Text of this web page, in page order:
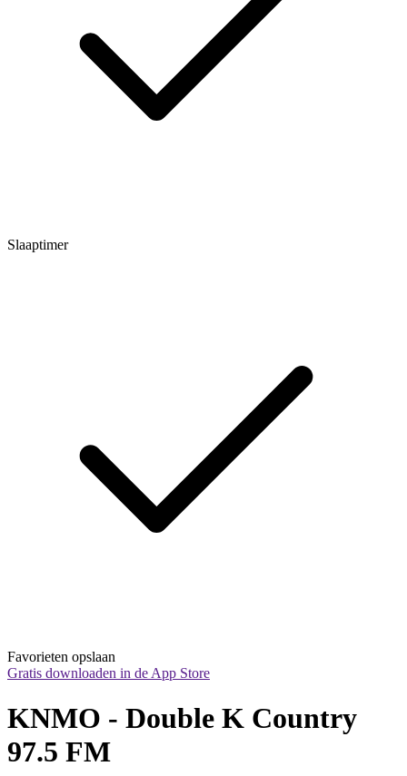
Slaaptimer
Favorieten opslaan
Gratis downloaden in de App Store
KNMO - Double K Country
97.5 FM